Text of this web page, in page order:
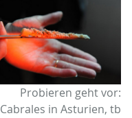
Probieren geht vor:
Cabrales in Asturien, tb